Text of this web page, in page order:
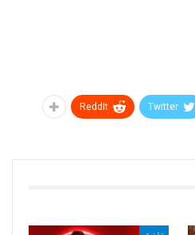
Twitter
ReddIt